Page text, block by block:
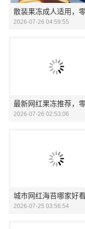
2026-07-26 04:59:55
2026-07-26 02:53:06
2026-07-25 03:56:54